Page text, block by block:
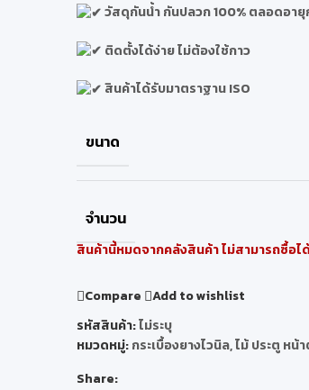
วัสดุกันน้ำ กันปลวก 100% ตลอดอายุ
ติดตั้งได้ง่าย ไม่ต้องใช้กาว
สินค้าได้รับมาตราฐาน ISO
ขนาด
จำนวน
สินค้านี้หมดจากคลังสินค้า ไม่สามารถซื้อไ
Compare
Add to wishlist
รหัสสินค้า:ไม่ระบุ
หมวดหมู่:กระเบื้องยางไวนิล,ไม้ ประตู หน้
Share: